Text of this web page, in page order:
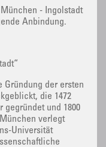
- Ingolstadt
Anbindung.
Gründung der ersten
die 1472
gegründet und 1800
verlegt
Universität